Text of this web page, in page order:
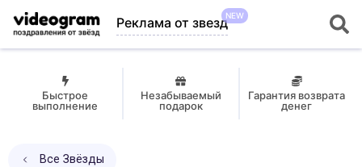
Реклама от звездNEW
Быстрое
выполнение
Незабываемый
подарок
Гарантия возврата
денег
Все Звёзды